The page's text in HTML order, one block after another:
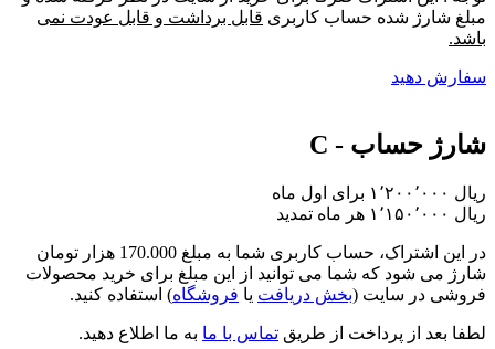
مبلغ شارژ شده حساب کاربری قابل برداشت و قابل عودت نمی
باشد.
سفارش دهید
شارژ حساب - C
برای اول ماه
تمدید
در این اشتراک،
حساب کاربری شما به مبلغ 170.000 هزار تومان
شارژ می شود که شما می توانید از این مبلغ برای خرید محصولات
فروشی در سایت (بخش دریافت یا فروشگاه) استفاده کنید.
لطفا بعد از پرداخت از طریق تماس با ما به ما اطلاع دهید.